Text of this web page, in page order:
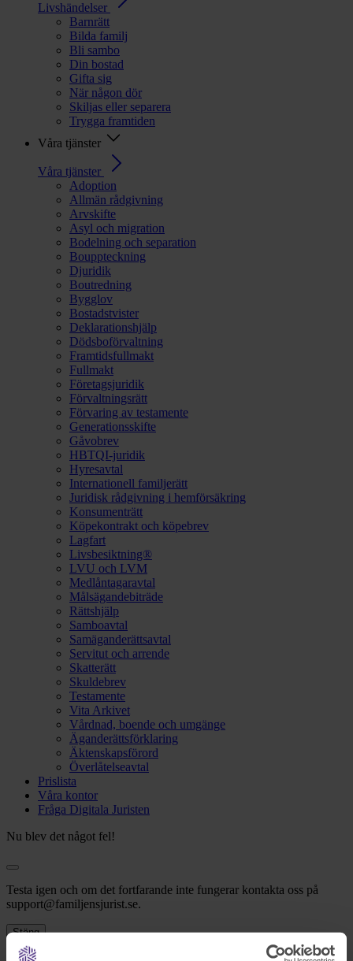
Livshändelser
Barnrätt
Bilda familj
Bli sambo
Din bostad
Gifta sig
När någon dör
Skiljas eller separera
Trygga framtiden
Våra tjänster
Våra tjänster
Adoption
Allmän rådgivning
Arvskifte
Asyl och migration
Bodelning och separation
Bouppteckning
Djuridik
Boutredning
Bygglov
Bostadstvister
Deklarationshjälp
Dödsboförvaltning
Framtidsfullmakt
Fullmakt
Företagsjuridik
Förvaltningsrätt
Förvaring av testamente
Generationsskifte
Gåvobrev
HBTQI-juridik
Hyresavtal
Internationell familjerätt
Juridisk rådgivning i hemförsäkring
Konsumenträtt
Köpekontrakt och köpebrev
Lagfart
Livsbesiktning®
LVU och LVM
Medlåntagaravtal
Målsägandebiträde
Rättshjälp
Samboavtal
Samäganderättsavtal
Servitut och arrende
Skatterätt
Skuldebrev
Testamente
Vita Arkivet
Vårdnad, boende och umgänge
Äganderättsförklaring
Äktenskapsförord
Överlåtelseavtal
Prislista
Våra kontor
Fråga Digitala Juristen
Nu blev det något fel!
Testa igen och om det fortfarande inte fungerar kontakta oss på
support@familjensjurist.se.
Stäng